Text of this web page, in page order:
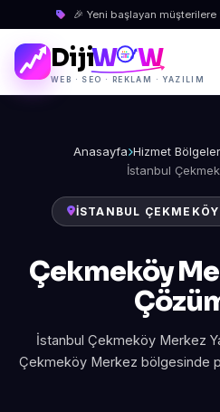
🎉 Yeni başlayan müşterilere
DijiW W
WEB · SEO · REKLAM · YAZILIM
Anasayfa Hizmet
İstanbul
İSTANBUL
Çekmeköy
İstanbul Çekmeköy Merkez
Çekmeköy Merkez bölgesinde